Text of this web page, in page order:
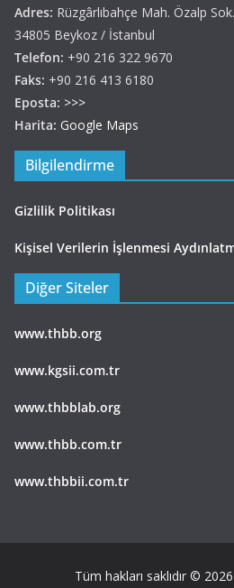
Adres: Rüzgârlıbahçe Mah. Özalp
34805 Beykoz / İstanbul
Telefon: +90 216 322 9670
Faks: +90 216 413 6180
Eposta: >>>
Harita: Google Maps
Bilgilendirme
Gizlilik Politikası
Kişisel Verilerin İşlenmesi
Diğer Siteler
www.thbb.org
www.kgsii.com.tr
www.thbblab.org
www.thbb.com.tr
www.thbbii.com.tr
Tüm hakları saklıdır © 2026